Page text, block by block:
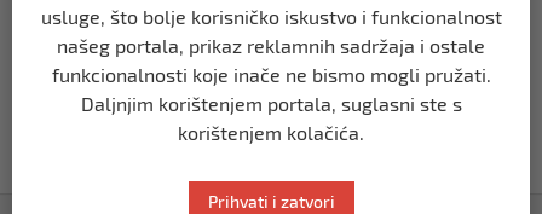
SVIJET
Papa Lav XIV izjavio da je situacija vrlo
ozbiljna nakon izraelskog napada na
Dohu
prije 11 mjeseci
usluge, što bolje korisničko iskustvo i funkcionalnost
našeg portala, prikaz reklamnih sadržaja i ostale
funkcionalnosti koje inače ne bismo mogli pružati.
Daljnjim korištenjem portala, suglasni ste s
korištenjem kolačića.
Prihvati i zatvori